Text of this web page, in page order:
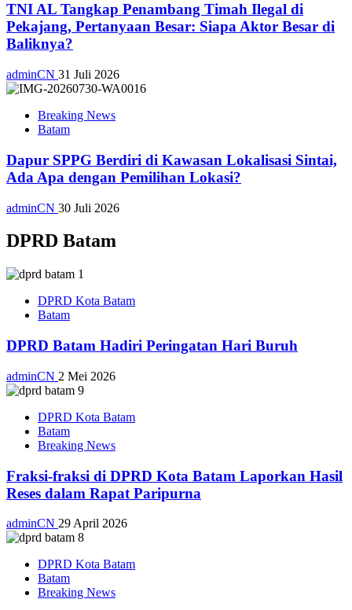
TNI AL Tangkap Penambang Timah Ilegal di
Pekajang, Pertanyaan Besar: Siapa Aktor Besar di
Baliknya?
adminCN 31 Juli 2026
Breaking News
Batam
Dapur SPPG Berdiri di Kawasan Lokalisasi Sintai,
Ada Apa dengan Pemilihan Lokasi?
adminCN 30 Juli 2026
DPRD Batam
DPRD Kota Batam
Batam
DPRD Batam Hadiri Peringatan Hari Buruh
adminCN 2 Mei 2026
DPRD Kota Batam
Batam
Breaking News
Fraksi-fraksi di DPRD Kota Batam Laporkan Hasil
Reses dalam Rapat Paripurna
adminCN 29 April 2026
DPRD Kota Batam
Batam
Breaking News